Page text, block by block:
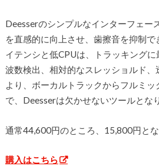
Deesserのシンプルなインターフェー
を直感的に向上させ、歯擦音を抑制
イテンシと低CPUは、トラッキング
波数検出、相対的なスレッショルド、
より、ボーカルトラックからフルミッ
で、Deesserは欠かせないツールとな
通常44,600円のところ、15,800円とな
購入はこちら